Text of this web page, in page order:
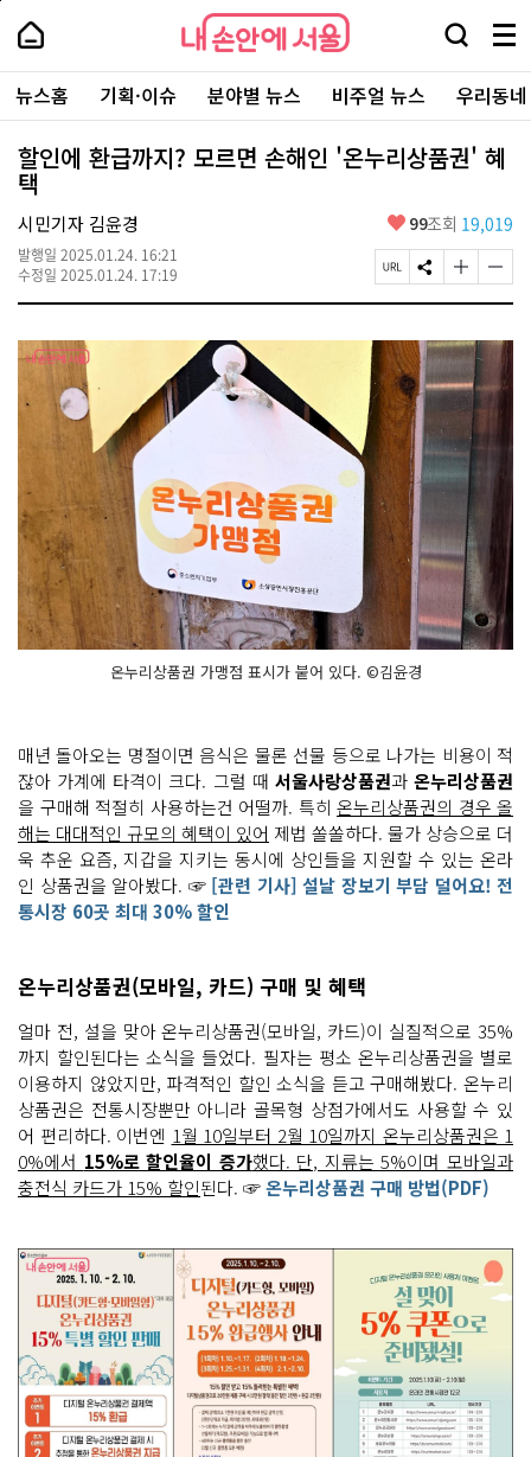
본
로
가
내
손
안
에
서
울
-
서
울
시
대
표
소
통
포
내
손
에
울
검
창
열
기
메
뉴
전
체
보
기
주
요
서
뉴스홈 기획·이슈 분야별 뉴스 비주얼 뉴스 우리동
할인에 환급까지? 모르면 손해인 '온누리상품권' 혜
택
시민기자 김윤경
발행일 2025.01.24. 16:21
수정일 2025.01.24. 17:19
좋
요
99조회 19,019
페
이
U
R
L
복
사
S
N
공
유
하
기
글
자
기
크
게
변
경
하
기
글
자
기
작
게
변
하
온누리상품권 가맹점 표시가 붙어 있다. ©김윤경
매년 돌아오는 명절이면 음식은 물론 선물 등으로 나가는 비용이 적
잖아 가계에 타격이 크다. 그럴 때 서울사랑상품권과온누리상품권
을 구매해 적절히 사용하는건 어떨까. 특히 온누리상품권의 경우 올
해는 대대적인 규모의 혜택이 있어 제법 쏠쏠하다. 물가 상승으로 더
욱 추운 요즘, 지갑을 지키는 동시에 상인들을 지원할 수 있는 온라
인 상품권을 알아봤다. ☞[관련 기사] 설날 장보기 부담 덜어요! 전
통시장 60곳 최대 30% 할인
온누리상품권(모바일, 카드) 구매 및 혜택
얼마 전, 설을 맞아 온누리상품권(모바일, 카드)이 실질적으로 35%
까지 할인된다는 소식을 들었다. 필자는 평소 온누리상품권을 별로
이용하지 않았지만, 파격적인 할인 소식을 듣고 구매해봤다. 온누리
상품권은 전통시장뿐만 아니라 골목형 상점가에서도 사용할 수 있
어 편리하다. 이번엔 1월 10일부터 2월 10일까지 온누리상품권은 1
0%에서 15%로 할인율이 증가했다. 단, 지류는 5%이며 모바일과
충전식 카드가 15% 할인된다. ☞온누리상품권 구매 방법(PDF)
페
상
단
로